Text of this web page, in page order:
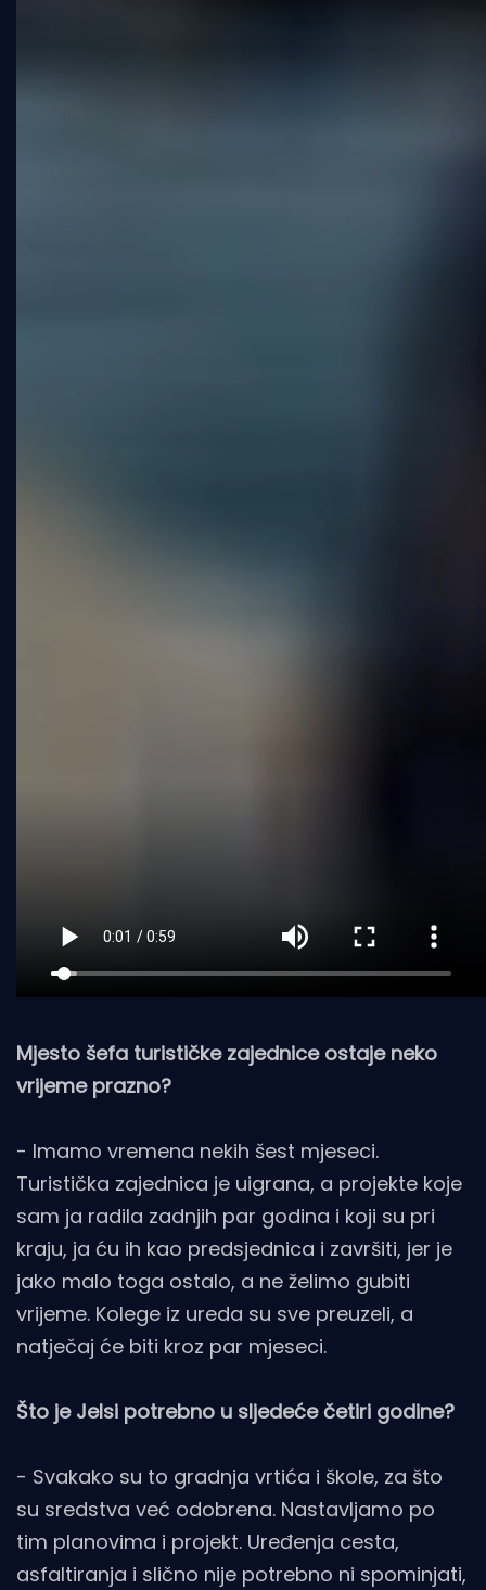
Mjesto šefa turističke zajednice ostaje neko
vrijeme prazno?
- Imamo vremena nekih šest mjeseci.
Turistička zajednica je uigrana, a projekte koje
sam ja radila zadnjih par godina i koji su pri
kraju, ja ću ih kao predsjednica i završiti, jer je
jako malo toga ostalo, a ne želimo gubiti
vrijeme. Kolege iz ureda su sve preuzeli, a
natječaj će biti kroz par mjeseci.
Što je Jelsi potrebno u sljedeće četiri godine?
- Svakako su to gradnja vrtića i škole, za što
su sredstva već odobrena. Nastavljamo po
tim planovima i projekt. Uređenja cesta,
asfaltiranja i slično nije potrebno ni spominjati,